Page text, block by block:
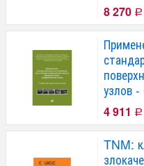
8 270 Р
узлов
4 911 Р
TNM: